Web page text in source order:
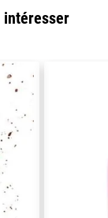
intéresser